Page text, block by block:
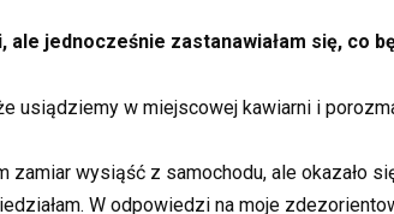
ale jednocześnie zastanawiałam się, co
usiądziemy w miejscowej kawiarni i
zamiar wysiąść z samochodu, ale okazało
W odpowiedzi na moje